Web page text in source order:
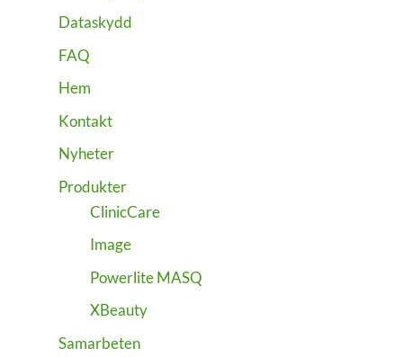
Dataskydd
FAQ
Hem
Kontakt
Nyheter
Produkter
ClinicCare
Image
Powerlite MASQ
XBeauty
Samarbeten